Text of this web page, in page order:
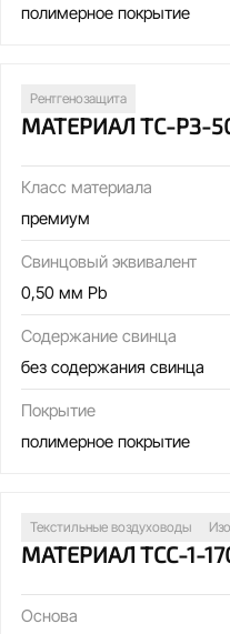
полимерное покрытие
Рентгенозащита
МАТЕРИАЛ ТС-РЗ-
Класс материала
премиум
Свинцовый эквивалент
0,50 мм Pb
Содержание свинца
без содержания свинца
Покрытие
полимерное покрытие
Текстильные воздуховоды
МАТЕРИАЛ ТСС-1-
Основа